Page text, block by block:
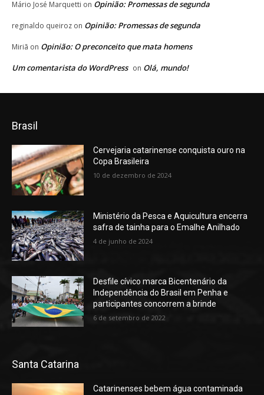
Mário José Marquetti on Opinião: Promessas de segunda
reginaldo queiroz on Opinião: Promessas de segunda
Miriã on Opinião: O preconceito que mata homens
Um comentarista do WordPress on Olá, mundo!
Brasil
Cervejaria catarinense conquista ouro na
Copa Brasileira
10 de dezembro de 2024
Ministério da Pesca e Aquicultura encerra
safra de tainha para o Emalhe Anilhado
4 de junho de 2024
Desfile cívico marca Bicentenário da
Independência do Brasil em Penha e
participantes concorrem a brinde
6 de setembro de 2022
Santa Catarina
Catarinenses bebem água contaminada